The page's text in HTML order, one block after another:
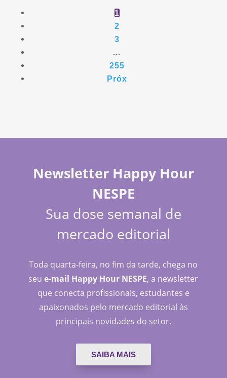
1
2
3
…
255
Próx
Newsletter Happy Hour
NESPE
Sua dose semanal de
mercado editorial
Toda quarta-feira, no fim da tarde, chega no
seue-mail Happy Hour NESPE, a newsletter
que conecta profissionais, estudantes e
apaixonados pelo mercado editorial às
principais novidades do setor.
SAIBA MAIS